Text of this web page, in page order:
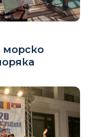
морско